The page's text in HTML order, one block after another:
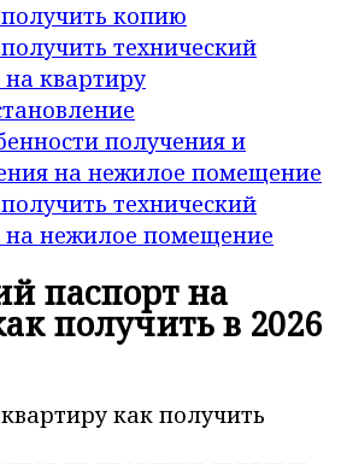
копию
технический
квартиру
получения и
на нежилое помещение
технический
на нежилое помещение
паспорт на
получить в 2026